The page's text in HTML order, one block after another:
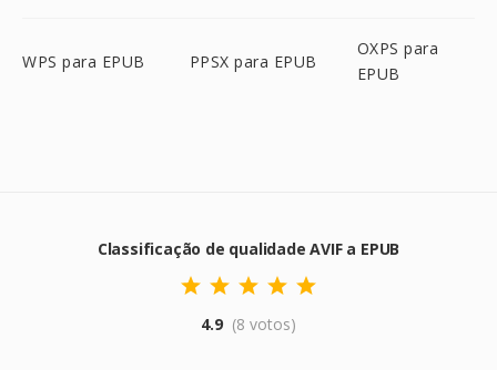
WPS para EPUB PPSX para EPUB
OXPS para
EPUB
Classificação de qualidade AVIF a EPUB
4.9 (8 votos)